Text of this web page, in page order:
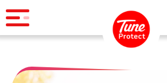
ผลิตภัณฑ์